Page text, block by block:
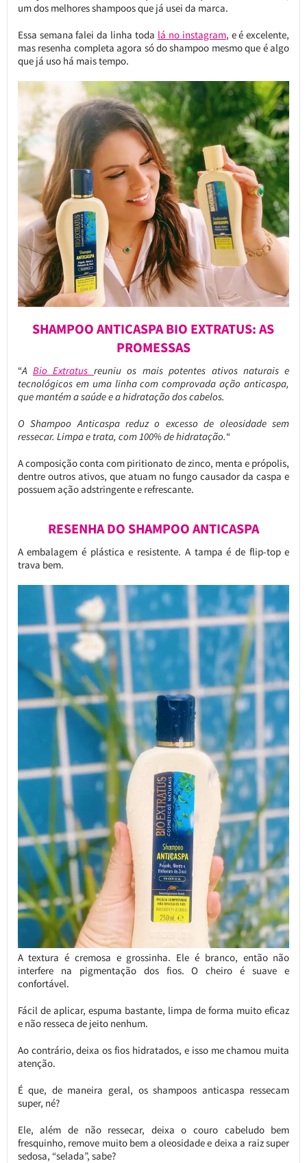
um dos melhores shampoos que já usei da marca.
Essa semana falei da linha toda lá no instagram, e é excelente,
mas resenha completa agora só do shampoo mesmo que é algo
que já uso há mais tempo.
SHAMPOO ANTICASPA BIO EXTRATUS: AS
PROMESSAS
“ABio Extratus reuniu os mais potentes ativos naturais e
tecnológicos em uma linha com comprovada ação anticaspa,
que mantém a saúde e a hidratação dos cabelos.
O Shampoo Anticaspa reduz o excesso de oleosidade sem
ressecar. Limpa e trata, com 100% de hidratação.“
A composição conta com piritionato de zinco, menta e própolis,
dentre outros ativos, que atuam no fungo causador da caspa e
possuem ação adstringente e refrescante.
RESENHA DO SHAMPOO ANTICASPA
A embalagem é plástica e resistente. A tampa é de flip-top e
trava bem.
A textura é cremosa e grossinha. Ele é branco, então não
interfere na pigmentação dos fios. O cheiro é suave e
confortável.
Fácil de aplicar, espuma bastante, limpa de forma muito eficaz
e não resseca de jeito nenhum.
Ao contrário, deixa os fios hidratados, e isso me chamou muita
atenção.
É que, de maneira geral, os shampoos anticaspa ressecam
super, né?
Ele, além de não ressecar, deixa o couro cabeludo bem
fresquinho, remove muito bem a oleosidade e deixa a raiz super
sedosa, “selada”, sabe?